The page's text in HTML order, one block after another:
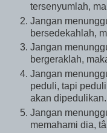
tersenyumlah,
Jangan
bersedekahlah,
Jangan
bergeraklah,
Jangan
peduli, tapi
akan
Jangan
memahami dia,